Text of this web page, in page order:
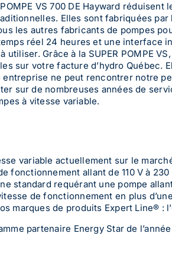
POMPE VS 700 DE Hayward
Elles sont fabriquées
les autres fabricants de pompes
réel 24 heures et une interface
utiliser. Grâce à la SUPER POMPE
sur votre facture d’hydro Québec.
entreprise ne peut rencontrer notre
sur de nombreuses années de
à vitesse variable.
variable actuellement sur le
fonctionnement allant de 110 V à 230
standard requérant une pompe allant
de fonctionnement en plus
marques de produits Expert Line® :
partenaire Energy Star de